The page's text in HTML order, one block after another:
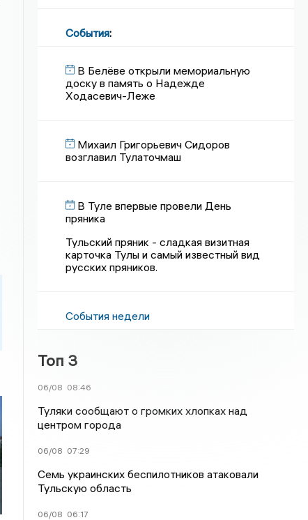
События:
В Белёве открыли мемориальную
доску в память о Надежде
Ходасевич-Леже
Михаил Григорьевич Сидоров
возглавил Тулаточмаш
В Туле впервые провели День
пряника
Тульский пряник - сладкая визитная
карточка Тулы и самый известный вид
русских пряников.
События недели
Топ 3
06/08 08:46
Туляки сообщают о громких хлопках над
центром города
06/08 07:29
Семь украинских беспилотников атаковали
Тульскую область
06/08 06:17